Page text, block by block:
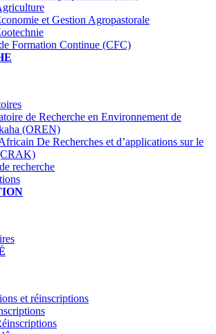
et Gestion Agropastorale
Formation Continue (CFC)
de Recherche en Environnement de
(OREN)
De Recherches et d’applications sur le
recherche
et réinscriptions